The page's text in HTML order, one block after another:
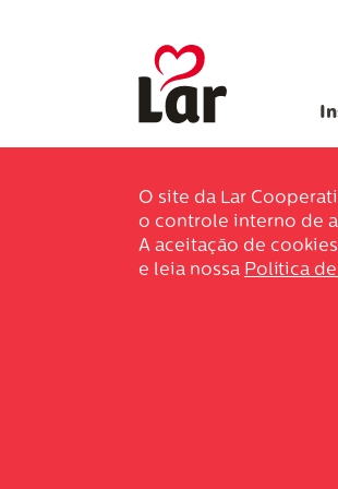
O site da Lar
o controle interno de
A aceitação de
e leia nossa Política